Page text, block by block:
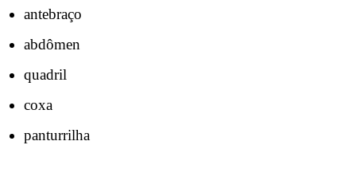
antebraço
abdômen
quadril
coxa
panturrilha